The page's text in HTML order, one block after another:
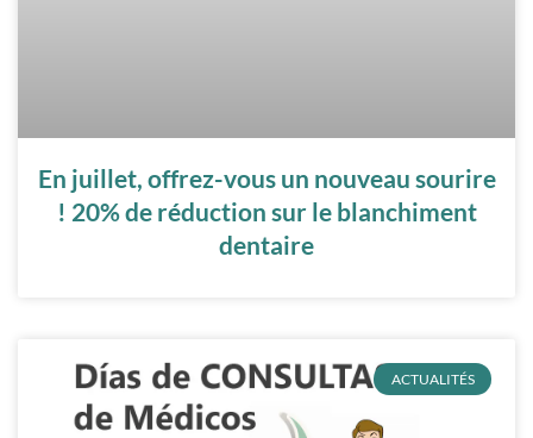
En juillet, offrez-vous un nouveau sourire
! 20% de réduction sur le blanchiment
dentaire
ACTUALITÉS